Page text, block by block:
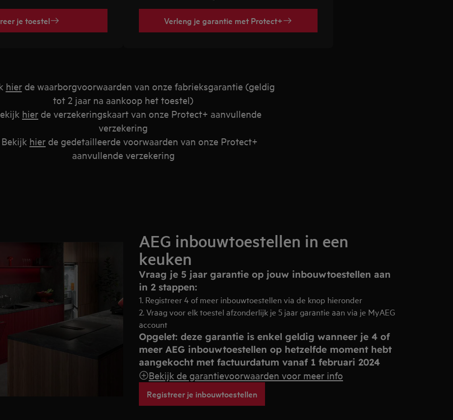
je toestel Verleng je garantie met Protect+
hierde waarborgvoorwaarden van onze fabrieksgarantie (geldig
tot 2 jaar na aankoop het toestel)
hier de verzekeringskaart van onze Protect+ aanvullende
verzekering
Bekijk hier de gedetailleerde voorwaarden van onze Protect+
aanvullende verzekering
AEG inbouwtoestellen in een
keuken
Vraag je 5 jaar garantie op jouw inbouwtoestellen aan
in 2 stappen:
1. Registreer 4 of meer inbouwtoestellen via de knop hieronder
2. Vraag voor elk toestel afzonderlijk je 5 jaar garantie aan via je MyAEG
account
Opgelet: deze garantie is enkel geldig wanneer je 4 of
meer AEG inbouwtoestellen op hetzelfde moment hebt
aangekocht met factuurdatum vanaf 1 februari 2024
Bekijk de garantievoorwaarden voor meer info
Registreer je inbouwtoestellen